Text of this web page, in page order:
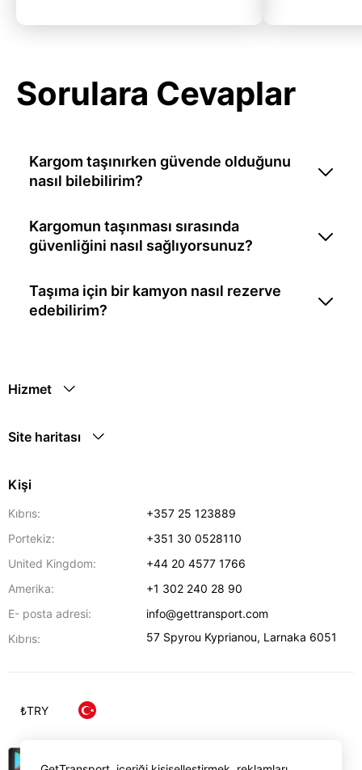
Sorulara Cevaplar
Kargom taşınırken güvende olduğunu
nasıl bilebilirim?
Kargomun taşınması sırasında
güvenliğini nasıl sağlıyorsunuz?
Taşıma için bir kamyon nasıl rezerve
edebilirim?
Hizmet
Site haritası
Kişi
Kıbrıs:
+357 25 123889
Portekiz:
+351 30 0528110
United Kingdom:
+44 20 4577 1766
Amerika:
+1 302 240 28 90
E- posta adresi:
info@gettransport.com
Kıbrıs:
57 Spyrou Kyprianou, Larnaka 6051
₺TRY